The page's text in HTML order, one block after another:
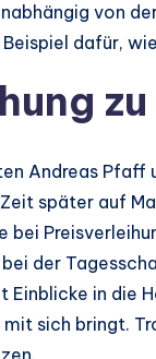
von
Beispiel dafür,
Andreas Pfaff
später auf
der
Einblicke in die
sich bringt.